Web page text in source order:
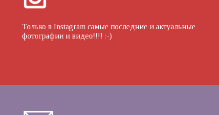
Только в Instagram самые последние и актуальные
фотографии и видео!!!! :-)